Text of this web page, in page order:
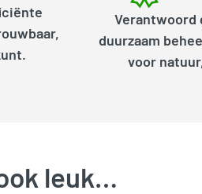
Verantwoord
duurzaam
voor
leuk…